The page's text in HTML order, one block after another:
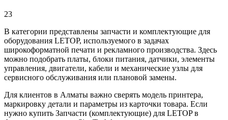
23
В категории представлены запчасти и комплектующие для
оборудования LETOP, используемого в задачах
широкоформатной печати и рекламного производства. Здесь
можно подобрать платы, блоки питания, датчики, элементы
управления, двигатели, кабели и механические узлы для
сервисного обслуживания или плановой замены.
Для клиентов в Алматы важно сверять модель принтера,
маркировку детали и параметры из карточки товара. Если
нужно купить Запчасти (комплектующие) для LETOP в